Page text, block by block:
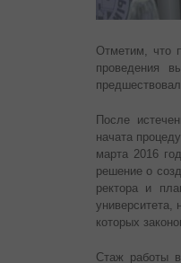
Отметим, что
проведения
После
начата
марта 2016
решение о
ректора и
университета,
которых
Стаж работы